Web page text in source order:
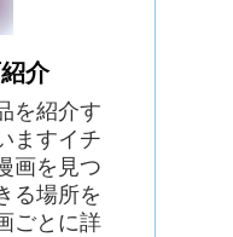
介
を紹介す
ますイチ
画を見つ
る場所を
ごとに詳